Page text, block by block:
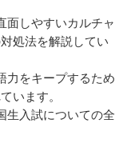
面しやすいカルチャ
処法を解説してい
力をキープするため
います。
生入試についての全